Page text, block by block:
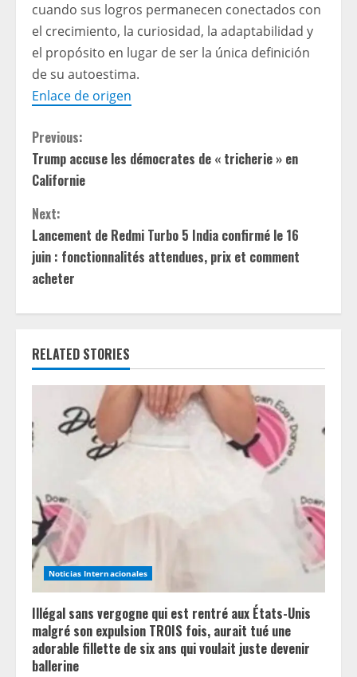
cuando sus logros permanecen conectados con
el crecimiento, la curiosidad, la adaptabilidad y
el propósito en lugar de ser la única definición
de su autoestima.
Enlace de origen
C
o
n
t
i
n
u
e
e
d
i
n
g
Previous:
Trump accuse les démocrates de « tricherie » en
Californie
Next:
Lancement de Redmi Turbo 5 India confirmé le 16
juin : fonctionnalités attendues, prix et comment
acheter
RELATED STORIES
Noticias Internacionales
Illégal sans vergogne qui est rentré aux États-Unis
malgré son expulsion TROIS fois, aurait tué une
adorable fillette de six ans qui voulait juste devenir
ballerine